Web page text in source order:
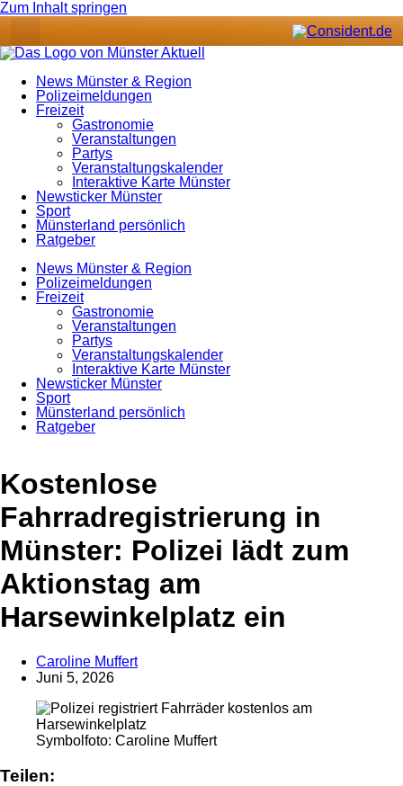
Zum Inhalt springen
News Münster & Region
Polizeimeldungen
Freizeit
Gastronomie
Veranstaltungen
Partys
Veranstaltungskalender
Interaktive Karte Münster
Newsticker Münster
Sport
Münsterland persönlich
Ratgeber
News Münster & Region
Polizeimeldungen
Freizeit
Gastronomie
Veranstaltungen
Partys
Veranstaltungskalender
Interaktive Karte Münster
Newsticker Münster
Sport
Münsterland persönlich
Ratgeber
Anzeige
Kostenlose
Fahrradregistrierung in
Münster: Polizei lädt zum
Aktionstag am
Harsewinkelplatz ein
Caroline Muffert
Juni 5, 2026
Symbolfoto: Caroline Muffert
Teilen: